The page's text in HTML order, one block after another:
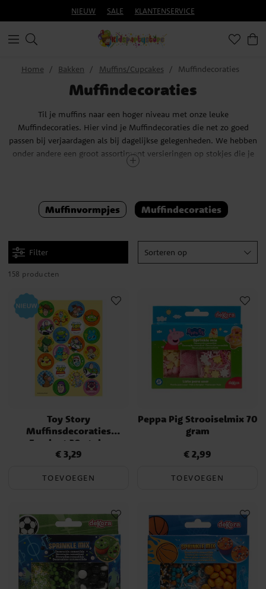
NIEUW SALE KLANTENSERVICE
Home Bakken Muffins/Cupcakes Muffindecoraties
Muffindecoraties
Til je muffins naar een hoger niveau met onze leuke
Muffindecoraties. Hier vind je Muffindecoraties die net zo goed
passen bij verjaardagen als bij dagelijkse gelegenheden. We hebben
onder andere een groot assortiment versieringen op stokjes die je
eenvoudig in de muffins kunt steken om ze op te fleuren. Voor
Waarom zouden je muffins eruitzien als gewone muffins als ze
zoveel meer kunnen zijn?
Muffinvormpjes Muffindecoraties
Filter Sorteren op
158 producten
Toy Story
Muffinsdecoraties
Fondant 20 stuks
Prijs :€ 3,29
€ 3,29
TOEVOEGEN
Peppa Pig Strooiselmix 70
gram
Prijs :€ 2,99
€ 2,99
TOEVOEGEN